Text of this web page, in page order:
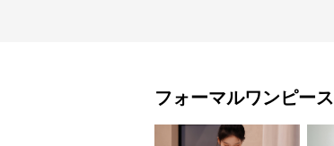
フォーマルワンピース